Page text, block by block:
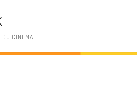
DU CINEMA